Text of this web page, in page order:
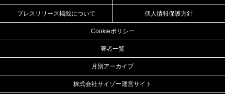
プレスリリース掲載について 個人情報保護方針
Cookieポリシー
著者一覧
月別アーカイブ
株式会社サイゾー運営サイト